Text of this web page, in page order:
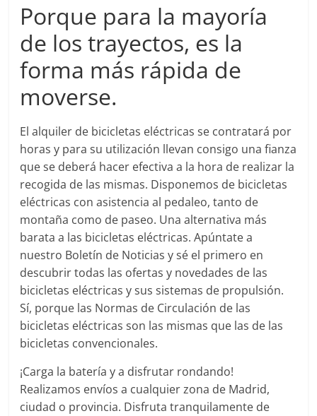
Porque para la mayoría
de los trayectos, es la
forma más rápida de
moverse.
El alquiler de bicicletas eléctricas se contratará por
horas y para su utilización llevan consigo una fianza
que se deberá hacer efectiva a la hora de realizar la
recogida de las mismas. Disponemos de bicicletas
eléctricas con asistencia al pedaleo, tanto de
montaña como de paseo. Una alternativa más
barata a las bicicletas eléctricas. Apúntate a
nuestro Boletín de Noticias y sé el primero en
descubrir todas las ofertas y novedades de las
bicicletas eléctricas y sus sistemas de propulsión.
Sí, porque las Normas de Circulación de las
bicicletas eléctricas son las mismas que las de las
bicicletas convencionales.
¡Carga la batería y a disfrutar rondando!
Realizamos envíos a cualquier zona de Madrid,
ciudad o provincia. Disfruta tranquilamente de